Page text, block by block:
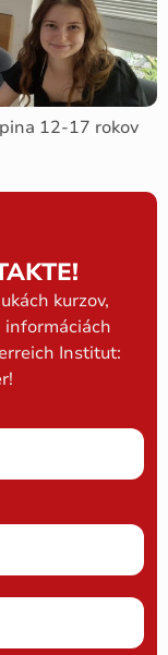
12-17 rokov
kurzov,
informáciách
Institut: